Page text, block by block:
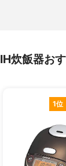
IH炊飯器お
1位